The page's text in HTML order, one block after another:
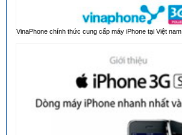
VinaPhone chính thức cung cấp máy iPhone tại Việt nam